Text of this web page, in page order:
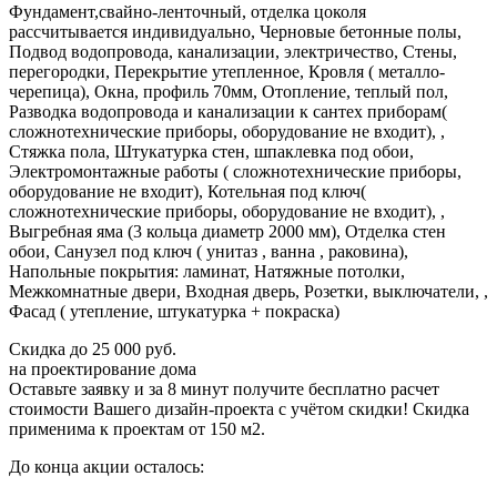
Фундамент,свайно-ленточный, отделка цоколя
рассчитывается индивидуально, Черновые бетонные полы,
Подвод водопровода, канализации, электричество, Стены,
перегородки, Перекрытие утепленное, Кровля ( металло-
черепица), Окна, профиль 70мм, Отопление, теплый пол,
Разводка водопровода и канализации к сантех приборам(
сложнотехнические приборы, оборудование не входит), ,
Стяжка пола, Штукатурка стен, шпаклевка под обои,
Электромонтажные работы ( сложнотехнические приборы,
оборудование не входит), Котельная под ключ(
сложнотехнические приборы, оборудование не входит), ,
Выгребная яма (3 кольца диаметр 2000 мм), Отделка стен
обои, Санузел под ключ ( унитаз , ванна , раковина),
Напольные покрытия: ламинат, Натяжные потолки,
Межкомнатные двери, Входная дверь, Розетки, выключатели, ,
Фасад ( утепление, штукатурка + покраска)
Скидка до 25 000 руб.
на проектирование дома
Оставьте заявку и за 8 минут получите бесплатно расчет
стоимости Вашего дизайн-проекта с учётом скидки! Скидка
применима к проектам от 150 м2.
До конца акции осталось: